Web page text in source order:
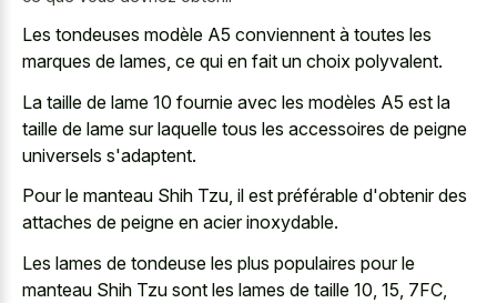
Les tondeuses modèle A5 conviennent à toutes les
marques de lames, ce qui en fait un choix polyvalent.
La taille de lame 10 fournie avec les modèles A5 est la
taille de lame sur laquelle tous les accessoires de peigne
universels s'adaptent.
Pour le manteau Shih Tzu, il est préférable d'obtenir des
attaches de peigne en acier inoxydable.
Les lames de tondeuse les plus populaires pour le
manteau Shih Tzu sont les lames de taille 10, 15, 7FC,